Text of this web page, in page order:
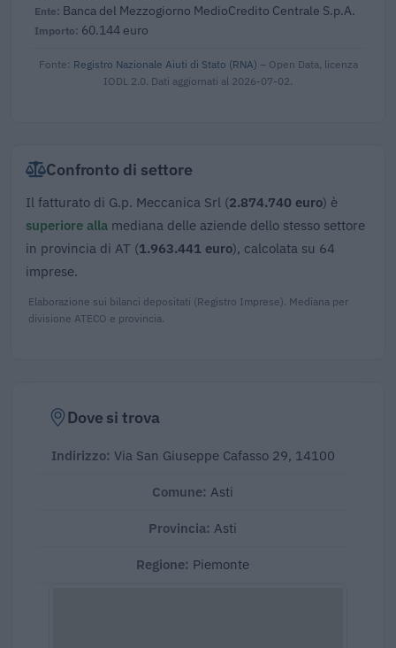
Banca del Mezzogiorno MedioCredito Centrale S.p.A.
60.144 euro
Fonte: Registro Nazionale Aiuti di Stato (RNA) – Open Data, licenza
IODL 2.0. Dati aggiornati al 2026-07-02.
Confronto di settore
Il fatturato di G.p. Meccanica Srl (2.874.740 euro) è
superiore alla mediana delle aziende dello stesso settore
in provincia di AT (1.963.441 euro), calcolata su 64
imprese.
Elaborazione sui bilanci depositati (Registro Imprese). Mediana per
divisione ATECO e provincia.
Dove si trova
Indirizzo: Via San Giuseppe Cafasso 29, 14100
Comune: Asti
Provincia: Asti
Regione: Piemonte